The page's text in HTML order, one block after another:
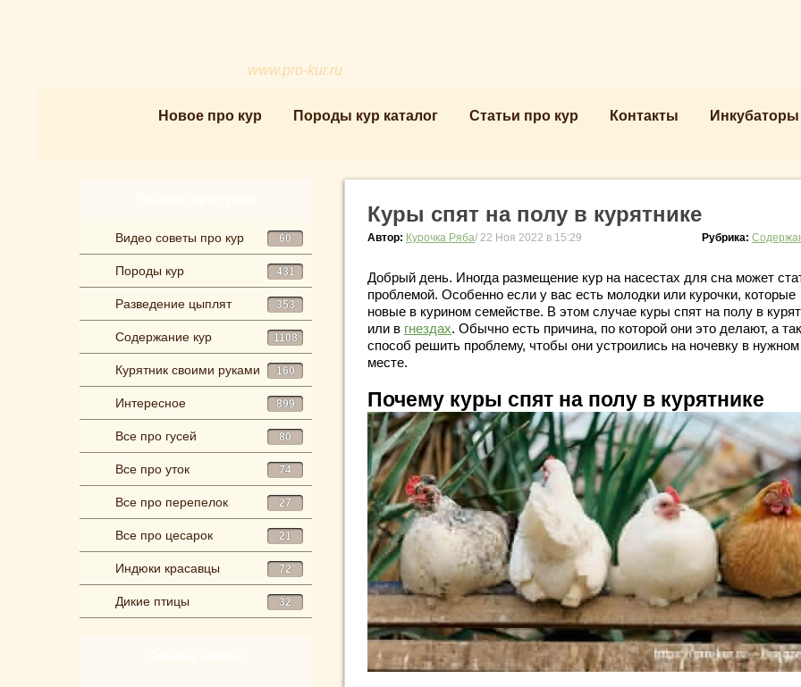
www.pro-kur.ru
Новое про кур Породы кур каталог Статьи про кур Контакты Инкубаторы
Видео советы про кур 60
Породы кур 431
Разведение цыплят 353
Содержание кур 1108
Курятник своими руками 160
Интересное 899
Все про гусей 80
Все про уток 74
Все про перепелок 27
Все про цесарок 21
Индюки красавцы 72
Дикие птицы 32
Куры спят на полу в курятнике
Автор: Курочка Ряба/ 22 Ноя 2022 в 15:29 Рубрика:
Добрый день. Иногда размещение кур на насестах для сна может
проблемой. Особенно если у вас есть молодки или курочки, которые
новые в курином семействе. В этом случае куры спят на полу в
или в гнездах. Обычно есть причина, по которой они это делают, а
способ решить проблему, чтобы они устроились на ночевку в нужном
месте.
Почему куры спят на полу в курятнике